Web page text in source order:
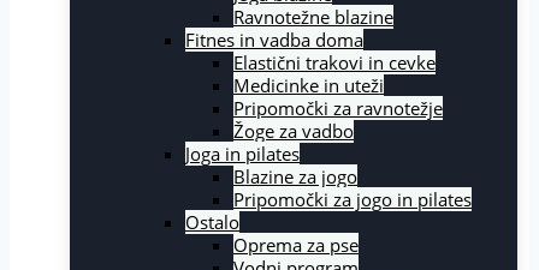
Ravnotežne blazine
Fitnes in vadba doma
Elastični trakovi in cevke
Medicinke in uteži
Pripomočki za ravnotežje
Žoge za vadbo
Joga in pilates
Blazine za jogo
Pripomočki za jogo in pilates
Ostalo
Oprema za pse